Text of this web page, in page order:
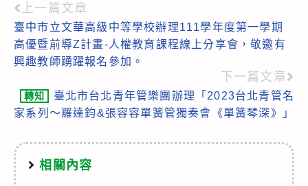
Read
more
articles
上一篇文章
臺中市立文華高級中等學校辦理111學年度第一學期
高優暨前導Z計畫-人權教育課程線上分享會，敬邀有
興趣教師踴躍報名參加。
下一篇文章
轉知
臺北市台北青年管樂團辦理「2023台北青管名
家系列～羅達鈞&張容容單簧管獨奏會《單簧琴深》」
相關內容